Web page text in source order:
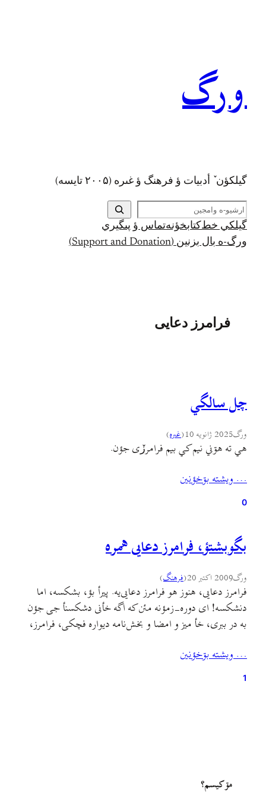
ورگ
گيلکؤن ٚ أدبیات ؤ فرهنگ ؤ غىره (۲۰۰۵ تايسه)
ج
س
ت
ج
گيلکي خط کتابخؤنهتماس ؤ پىگيري
ورگ-ه بال بزنين (Support and Donation)
فرامرز دعایی
چل سالگي
ورگ2025 ژانویه 10 (غىره)
هي ته هۊني نيم کي بيم فرامرزٚی جؤن.
… ويشته بۊخؤنين
0
بگوبشتؤ، فرامرز دعایی همره
ورگ2009 اکتبر 20 (فرهنگ)
فرامرز دعایی، هنوز هو فرامرز دعایی‌یه. پیرأ بؤ، بشکسه، اما
دنشکسه! ای دوره-زمؤنه مئن که اگه خأنی دشکسنأ جی جؤن
به در ببری، خأ میز و امضا و بخش‌نامه دیواره فچکی، فرامرز،
اعتیاد، هیتته نتؤنسن ای خانندهٰ جیر بأرن. چون هنوزم کی هنوزه
اینˇ صدا مردومˇ…
… ويشته بۊخؤنين
1
مۊ کيسم؟